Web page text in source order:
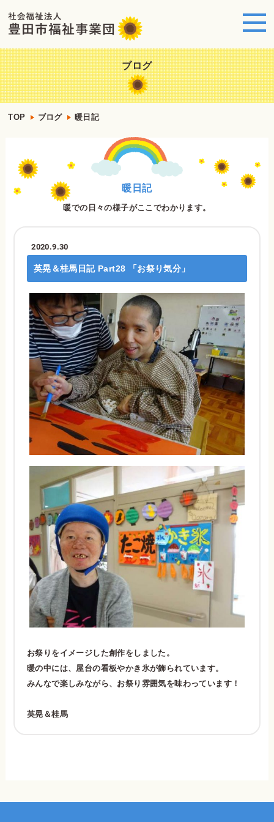
ブログ
TOP ブログ 暖日記
暖日記
暖での日々の様子がここでわかります。
2020.9.30
英晃＆桂馬日記 Part28 「お祭り気分」
お祭りをイメージした創作をしました。
暖の中には、屋台の看板やかき氷が飾られています。
みんなで楽しみながら、お祭り雰囲気を味わっています！
英晃＆桂馬